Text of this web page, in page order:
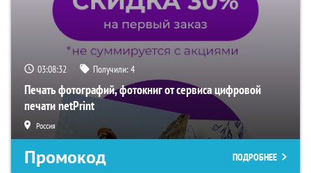
03:08:31 Получили:4
Печать фотографий, фотокниг от сервиса цифровой
печати netPrint
Россия
Промокод ПОДРОБНЕЕ